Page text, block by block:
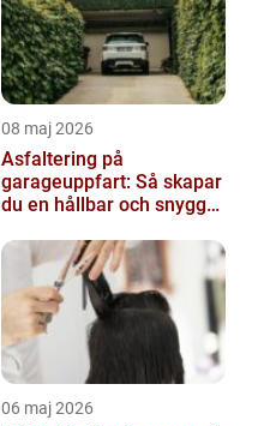
08 maj 2026
Asfaltering på
garageuppfart: Så skapar
du en hållbar och snygg
06 maj 2026